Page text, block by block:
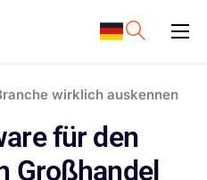
wirklich auskennen
für den
Großhandel